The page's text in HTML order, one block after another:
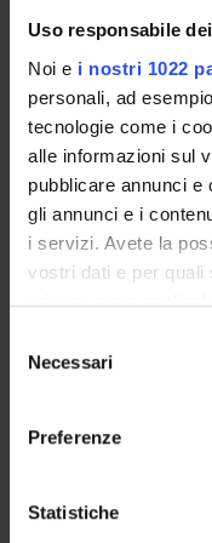
Uso responsabile
Noi e i nostri 1022
personali, ad
tecnologie come i
alle informazioni sul
pubblicare annunci e
gli annunci e i
i servizi. Avete la
vostri dati e per quali
privacy sono
modificare o
momento dalla
raccogliere
geografica, con
delNecessari
Preferenze
Statistiche
Referente
Alessandro Bucciol
Referente esterno
Marcella Veronesi
Data pubblicazione
24 febbraio 2015
OFFERTA
Contatti